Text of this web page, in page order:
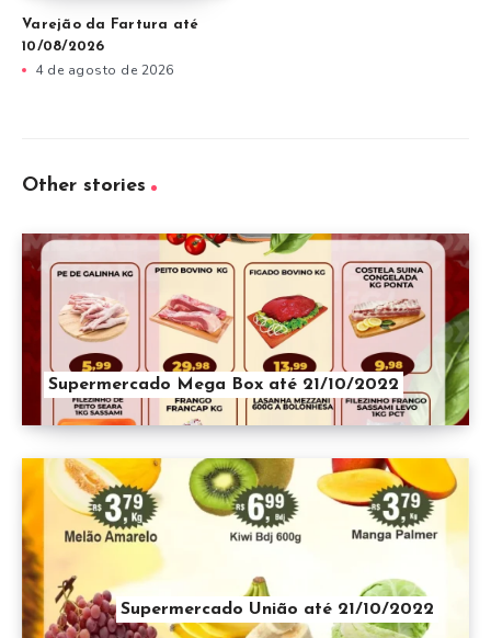
Varejão da Fartura até
10/08/2026
4 de agosto de 2026
Other stories
Supermercado Mega Box até 21/10/2022
Supermercado União até 21/10/2022